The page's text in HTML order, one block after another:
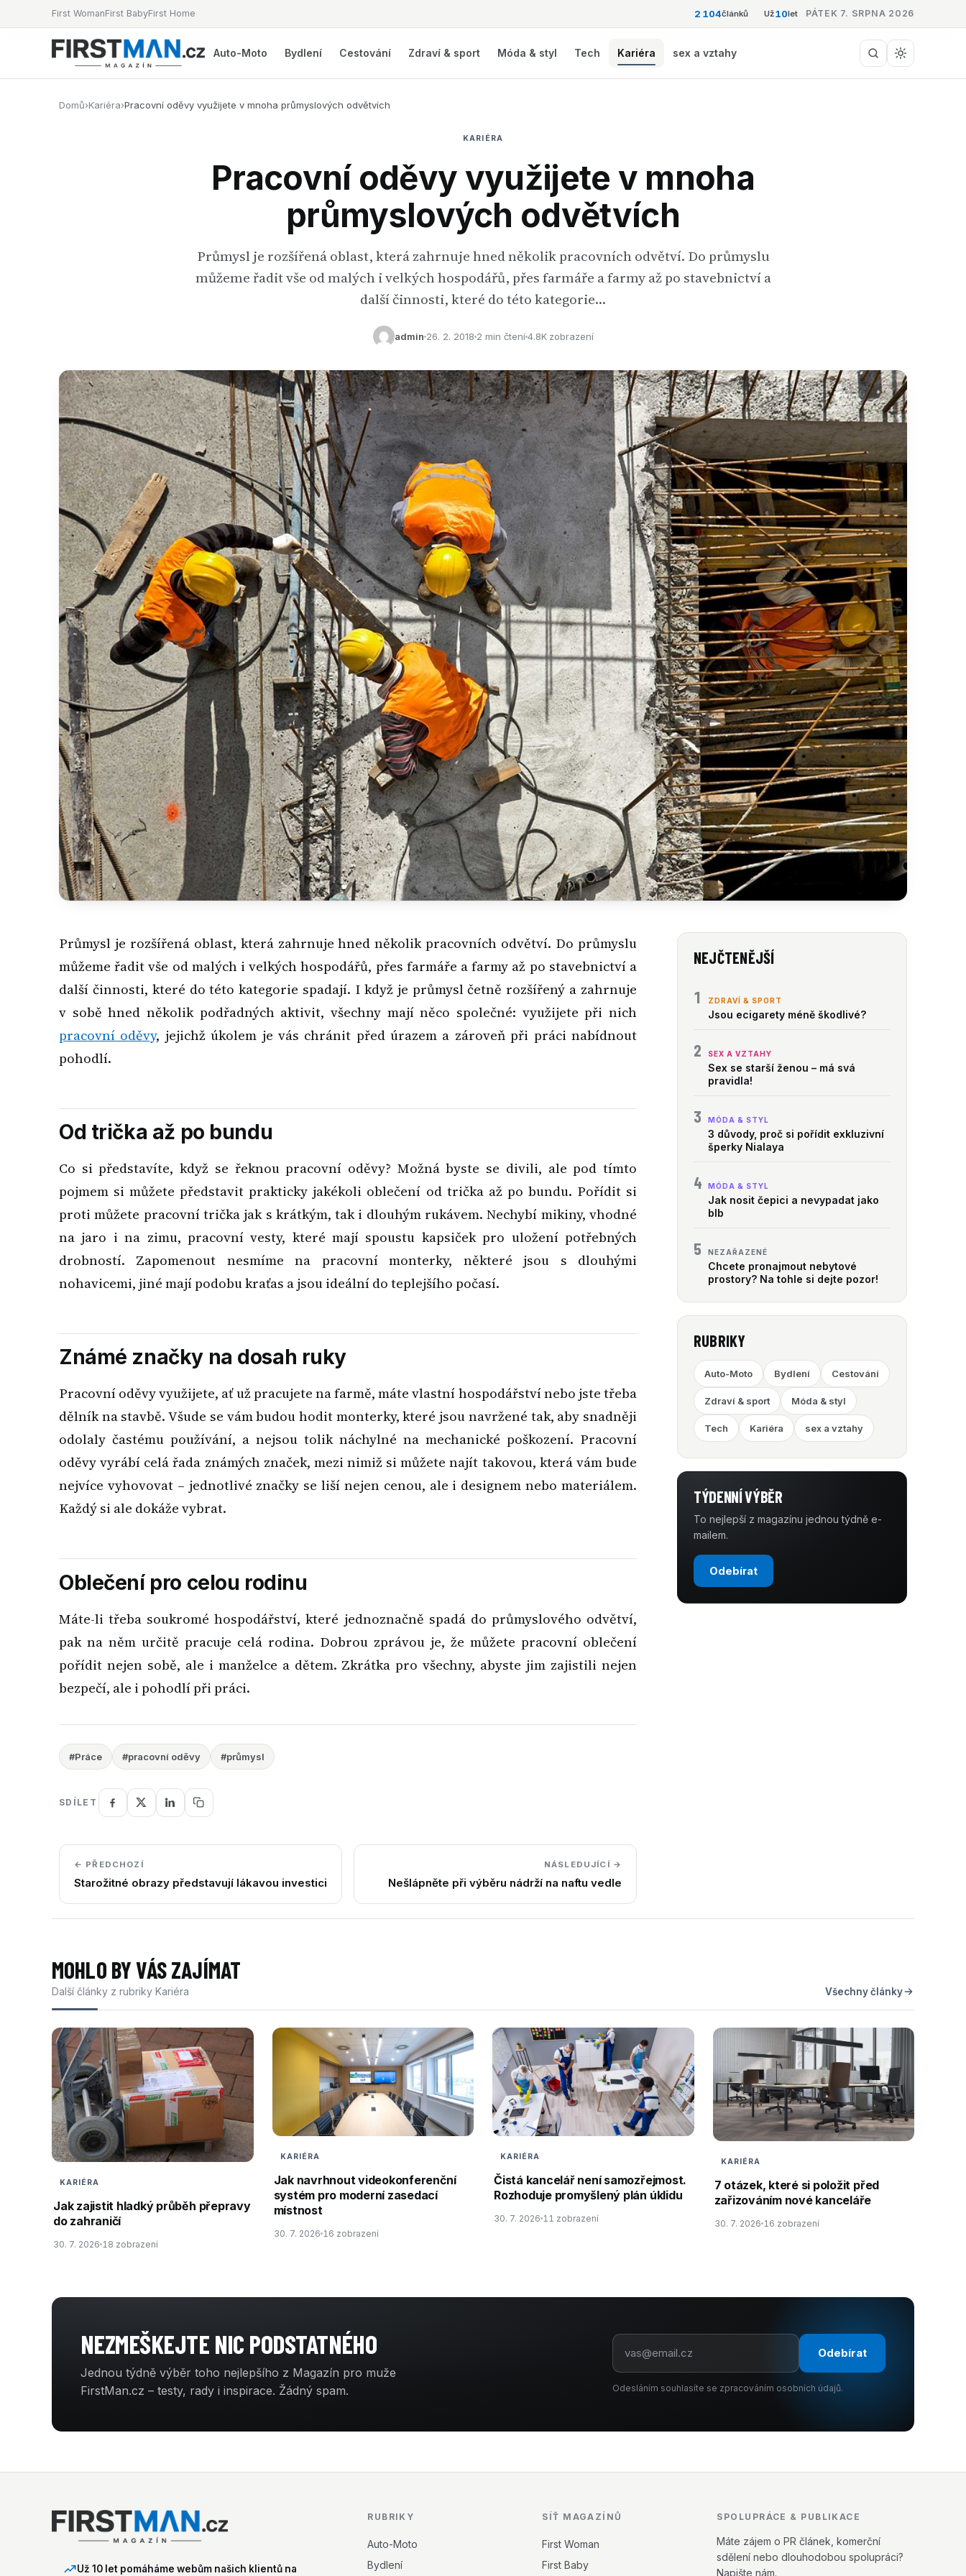
First WomanFirst BabyFirst Home 2 104článků Už10let PÁTEK 7. SRPNA 2026
Auto-Moto Bydlení Cestování Zdraví & sport Móda & styl Tech Kariéra sex a vztahy
Domů›Kariéra›Pracovní oděvy využijete v mnoha průmyslových odvětvích
KARIÉRA
Pracovní oděvy využijete v mnoha
průmyslových odvětvích
Průmysl je rozšířená oblast, která zahrnuje hned několik pracovních odvětví. Do průmyslu
můžeme řadit vše od malých i velkých hospodářů, přes farmáře a farmy až po stavebnictví a
další činnosti, které do této kategorie…
admin 26. 2. 2018 2 min čtení4.8K zobrazení
Průmysl je rozšířená oblast, která zahrnuje hned několik pracovních odvětví. Do průmyslu
můžeme řadit vše od malých i velkých hospodářů, přes farmáře a farmy až po stavebnictví a
další činnosti, které do této kategorie spadají. I když je průmysl četně rozšířený a zahrnuje
v sobě hned několik podřadných aktivit, všechny mají něco společné: využijete při nich
pracovní oděvy, jejichž úkolem je vás chránit před úrazem a zároveň při práci nabídnout
pohodlí.
Od trička až po bundu
Co si představíte, když se řeknou pracovní oděvy? Možná byste se divili, ale pod tímto
pojmem si můžete představit prakticky jakékoli oblečení od trička až po bundu. Pořídit si
proti můžete pracovní trička jak s krátkým, tak i dlouhým rukávem. Nechybí mikiny, vhodné
na jaro i na zimu, pracovní vesty, které mají spoustu kapsiček pro uložení potřebných
drobností. Zapomenout nesmíme na pracovní monterky, některé jsou s dlouhými
nohavicemi, jiné mají podobu kraťas a jsou ideální do teplejšího počasí.
Známé značky na dosah ruky
Pracovní oděvy využijete, ať už pracujete na farmě, máte vlastní hospodářství nebo jste třeba
dělník na stavbě. Všude se vám budou hodit monterky, které jsou navržené tak, aby snadněji
odolaly častému používání, a nejsou tolik náchylné na mechanické poškození. Pracovní
oděvy vyrábí celá řada známých značek, mezi nimiž si můžete najít takovou, která vám bude
nejvíce vyhovovat – jednotlivé značky se liší nejen cenou, ale i designem nebo materiálem.
Každý si ale dokáže vybrat.
Oblečení pro celou rodinu
Máte-li třeba soukromé hospodářství, které jednoznačně spadá do průmyslového odvětví,
pak na něm určitě pracuje celá rodina. Dobrou zprávou je, že můžete pracovní oblečení
pořídit nejen sobě, ale i manželce a dětem. Zkrátka pro všechny, abyste jim zajistili nejen
bezpečí, ale i pohodlí při práci.
#Práce #pracovní oděvy #průmysl
SDÍLET
← PŘEDCHOZÍ
Starožitné obrazy představují lákavou investici
NÁSLEDUJÍCÍ →
Nešlápněte při výběru nádrží na naftu vedle
NEJČTENĚJŠÍ
1 ZDRAVÍ & SPORT
Jsou ecigarety méně škodlivé?
2 SEX A VZTAHY
Sex se starší ženou – má svá
pravidla!
3 MÓDA & STYL
3 důvody, proč si pořídit exkluzivní
šperky Nialaya
4 MÓDA & STYL
Jak nosit čepici a nevypadat jako
blb
5 NEZAŘAZENÉ
Chcete pronajmout nebytové
prostory? Na tohle si dejte pozor!
RUBRIKY
Auto-Moto Bydlení Cestování
Zdraví & sport Móda & styl
Tech Kariéra sex a vztahy
TÝDENNÍ VÝBĚR
To nejlepší z magazínu jednou týdně e-
mailem.
Odebírat
MOHLO BY VÁS ZAJÍMAT
Další články z rubriky Kariéra Všechny články
KARIÉRA
Jak zajistit hladký průběh přepravy
do zahraničí
30. 7. 2026 18 zobrazení
KARIÉRA
Jak navrhnout videokonferenční
systém pro moderní zasedací
místnost
30. 7. 2026 16 zobrazení
KARIÉRA
Čistá kancelář není samozřejmost.
Rozhoduje promyšlený plán úklidu
30. 7. 2026 11 zobrazení
KARIÉRA
7 otázek, které si položit před
zařizováním nové kanceláře
30. 7. 2026 16 zobrazení
NEZMEŠKEJTE NIC PODSTATNÉHO
Jednou týdně výběr toho nejlepšího z Magazín pro muže
FirstMan.cz – testy, rady i inspirace. Žádný spam.
Odebírat
Odesláním souhlasíte se zpracováním osobních údajů.
Už 10 let pomáháme webům našich klientů na
RUBRIKY
Auto-Moto
Bydlení
SÍŤ MAGAZÍNŮ
First Woman
First Baby
SPOLUPRÁCE & PUBLIKACE
Máte zájem o PR článek, komerční
sdělení nebo dlouhodobou spolupráci?
Napište nám.